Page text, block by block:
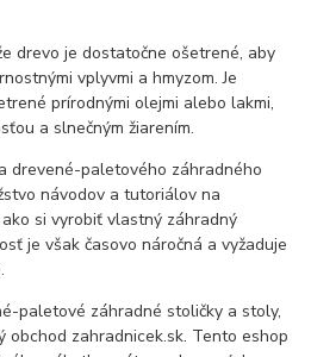
drevo je dostatočne ošetrené, aby
vplyvmi a hmyzom. Je
prírodnými olejmi alebo lakmi,
a slnečným žiarením.
drevené-paletového záhradného
návodov a tutoriálov na
si vyrobiť vlastný záhradný
je však časovo náročná a vyžaduje
paletové záhradné stoličky a stoly,
zahradnicek.sk. Tento eshop